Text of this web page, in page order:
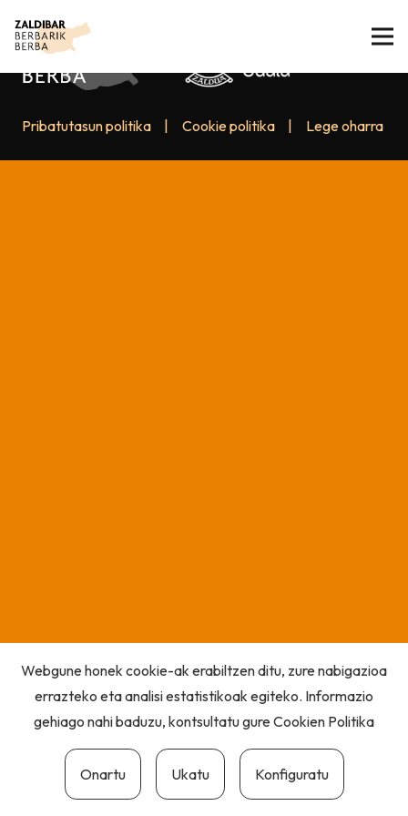
Pribatutasun politika Cookie politika Lege oharra
Webgune honek cookie-ak erabiltzen ditu, zure nabigazioa
errazteko eta analisi estatistikoak egiteko. Informazio
gehiago nahi baduzu, kontsultatu gureCookien Politika
Onartu Ukatu Konfiguratu